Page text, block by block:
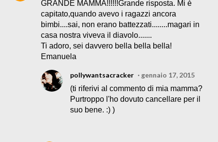
GRANDE MAMMA!!!!!!Grande risposta. Mi è
capitato,quando avevo i ragazzi ancora
bimbi....sai, non erano battezzati........magari in
casa nostra viveva il diavolo.......
Ti adoro, sei davvero bella bella bella!
Emanuela
pollywantsacracker
gennaio 17, 2015
(ti riferivi al commento di mia mamma?
Purtroppo l'ho dovuto cancellare per il
suo bene. :) )